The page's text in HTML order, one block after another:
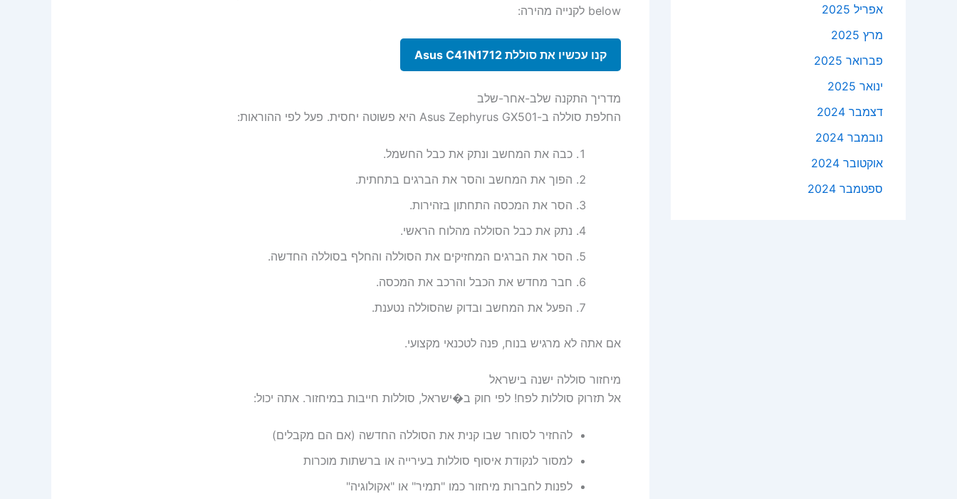
אפריל 2025
מרץ 2025
פברואר 2025
ינואר 2025
דצמבר 2024
נובמבר 2024
אוקטובר 2024
ספטמבר 2024
below לקנייה מהירה:
קנו עכשיו את סוללת Asus C41N1712
מדריך התקנה שלב-אחר-שלב
החלפת סוללה ב-Asus Zephyrus GX501 היא פשוטה יחסית. פעל לפי ההוראות:
כבה את המחשב ונתק את כבל החשמל.
הפוך את המחשב והסר את הברגים בתחתית.
הסר את המכסה התחתון בזהירות.
נתק את כבל הסוללה מהלוח הראשי.
הסר את הברגים המחזיקים את הסוללה והחלף בסוללה החדשה.
חבר מחדש את הכבל והרכב את המכסה.
הפעל את המחשב ובדוק שהסוללה נטענת.
אם אתה לא מרגיש בנוח, פנה לטכנאי מקצועי.
מיחזור סוללה ישנה בישראל
אל תזרוק סוללות לפח! לפי חוק ב�ישראל, סוללות חייבות במיחזור. אתה יכול:
להחזיר לסוחר שבו קנית את הסוללה החדשה (אם הם מקבלים)
למסור לנקודת איסוף סוללות בעירייה או ברשתות מוכרות
לפנות לחברות מיחזור כמו "תמיר" או "אקולוגיה"